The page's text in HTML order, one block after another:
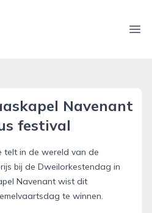
Navenant
festival
telt in de wereld van de
bij de Dweilorkestendag in
Navenant wist dit
te winnen.